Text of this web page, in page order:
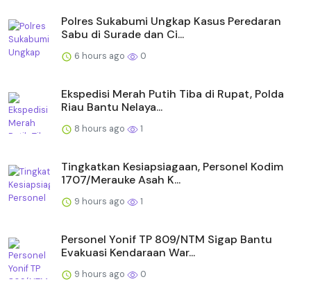
Polres Sukabumi Ungkap Kasus Peredaran
Sabu di Surade dan Ci...
6 hours ago 0
Ekspedisi Merah Putih Tiba di Rupat, Polda
Riau Bantu Nelaya...
8 hours ago 1
Tingkatkan Kesiapsiagaan, Personel Kodim
1707/Merauke Asah K...
9 hours ago 1
Personel Yonif TP 809/NTM Sigap Bantu
Evakuasi Kendaraan War...
9 hours ago 0